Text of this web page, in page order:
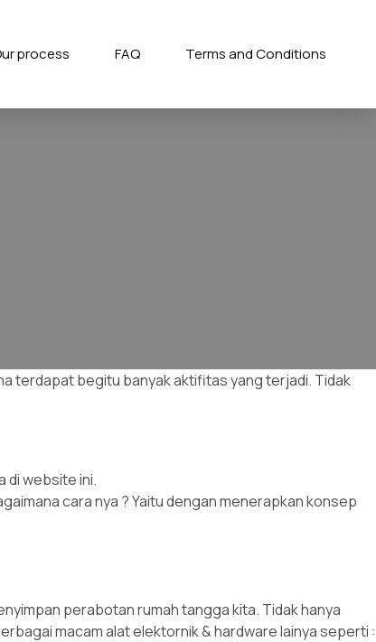
process FAQ Terms and Conditions
terdapat begitu banyak aktifitas yang terjadi. Tidak
di website ini.
cara nya ? Yaitu dengan menerapkan konsep
perabotan rumah tangga kita. Tidak hanya
macam alat elektornik & hardware lainya seperti :